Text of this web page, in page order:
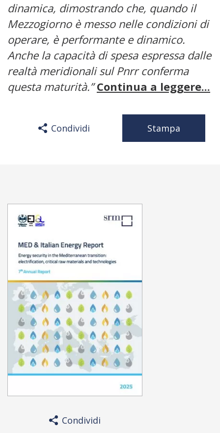
dinamica, dimostrando che, quando il
Mezzogiorno è messo nelle condizioni di
operare, è performante e dinamico.
Anche la capacità di spesa espressa dalle
realtà meridionali sul Pnrr conferma
questa maturità.”Continua a leggere...
Condividi Stampa
Condividi